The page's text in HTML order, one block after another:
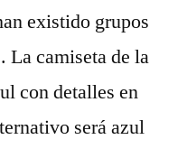
existido grupos
La camiseta de la
con detalles en
será azul